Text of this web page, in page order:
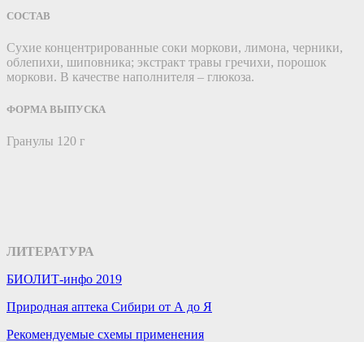
СОСТАВ
Сухие концентрированные соки моркови, лимона, черники,
облепихи, шиповника; экстракт травы гречихи, порошок
моркови. В качестве наполнителя – глюкоза.
ФОРМА ВЫПУСКА
Гранулы 120 г
ЛИТЕРАТУРА
БИОЛИТ-инфо 2019
Природная аптека Сибири от А до Я
Рекомендуемые схемы применения